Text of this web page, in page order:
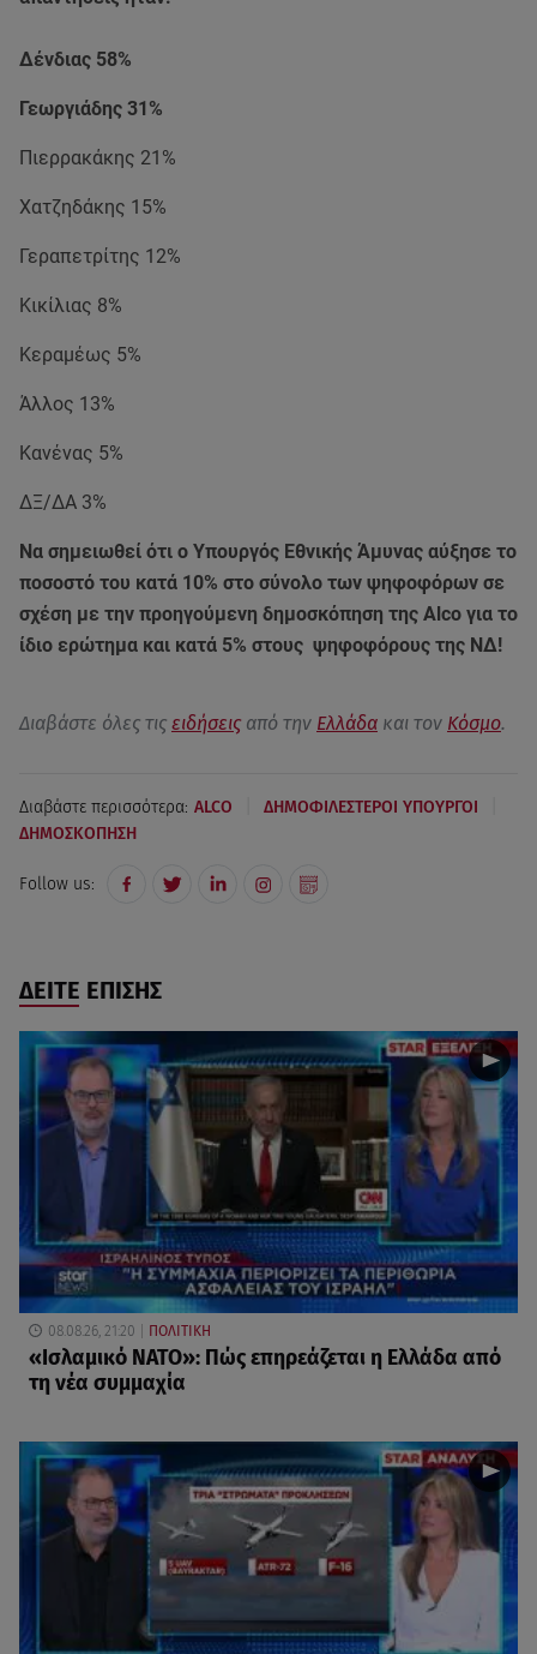
Δένδιας 58%
Γεωργιάδης 31%
Πιερρακάκης 21%
Χατζηδάκης 15%
Γεραπετρίτης 12%
Κικίλιας 8%
Κεραμέως 5%
Άλλος 13%
Κανένας 5%
ΔΞ/ΔΑ 3%
Να σημειωθεί ότι ο Υπουργός Εθνικής Άμυνας αύξησε το
ποσοστό του κατά 10% στο σύνολο των ψηφοφόρων σε
σχέση με την προηγούμενη δημοσκόπηση της Alco για το
ίδιο ερώτημα και κατά 5% στους ψηφοφόρους της ΝΔ!
Διαβάστε όλες τις ειδήσεις από την Ελλάδα και τον Κόσμο.
Διαβάστε περισσότερα: ALCO ΔΗΜΟΦΙΛΕΣΤΕΡΟΙ ΥΠΟΥΡΓΟΙ
ΔΗΜΟΣΚΟΠΗΣΗ
Follow us:
ΔΕΙΤΕ ΕΠΙΣΗΣ
08.08.26, 21:20 ΠΟΛΙΤΙΚΗ
«Ισλαμικό ΝΑΤΟ»: Πώς επηρεάζεται η Ελλάδα από
τη νέα συμμαχία